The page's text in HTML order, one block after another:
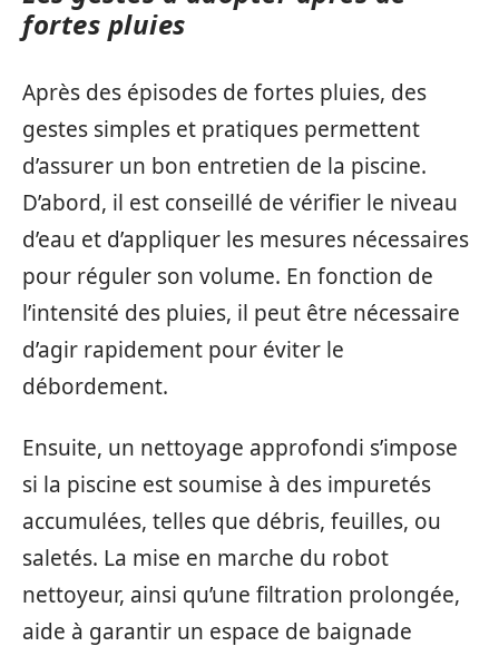
fortes pluies
Après des épisodes de fortes pluies, des
gestes simples et pratiques permettent
d’assurer un bon entretien de la piscine.
D’abord, il est conseillé de vérifier le niveau
d’eau et d’appliquer les mesures nécessaires
pour réguler son volume. En fonction de
l’intensité des pluies, il peut être nécessaire
d’agir rapidement pour éviter le
débordement.
Ensuite, un nettoyage approfondi s’impose
si la piscine est soumise à des impuretés
accumulées, telles que débris, feuilles, ou
saletés. La mise en marche du robot
nettoyeur, ainsi qu’une filtration prolongée,
aide à garantir un espace de baignade